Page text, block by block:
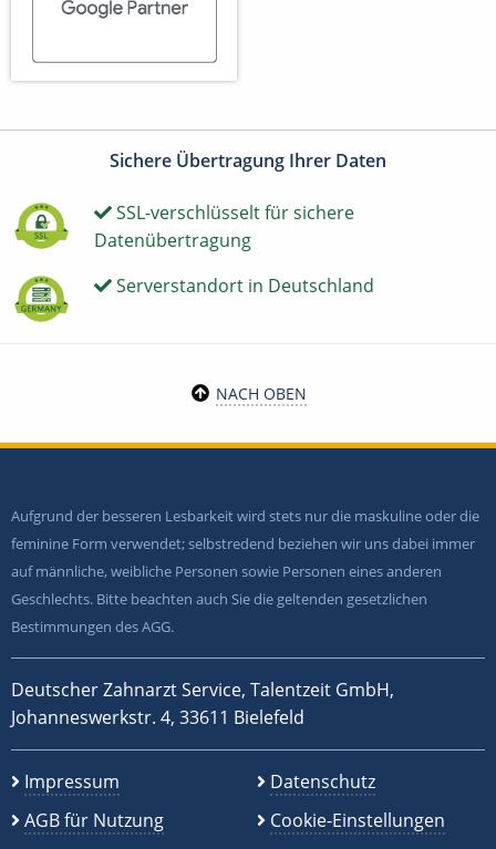
Sichere Übertragung Ihrer Daten
SSL-verschlüsselt für sichere
Datenübertragung
Serverstandort in Deutschland
NACH OBEN
Aufgrund der besseren Lesbarkeit wird stets nur die maskuline oder die
feminine Form verwendet; selbstredend beziehen wir uns dabei immer
auf männliche, weibliche Personen sowie Personen eines anderen
Geschlechts. Bitte beachten auch Sie die geltenden gesetzlichen
Bestimmungen des AGG.
Deutscher Zahnarzt Service, Talentzeit GmbH,
Johanneswerkstr. 4, 33611 Bielefeld
Impressum
AGB für Nutzung
Datenschutz
Cookie-Einstellungen